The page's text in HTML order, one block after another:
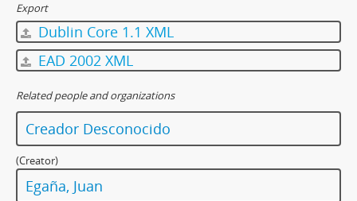
Export
Dublin Core 1.1 XML
EAD 2002 XML
Related people and organizations
Creador Desconocido
(Creator)
Egaña, Juan